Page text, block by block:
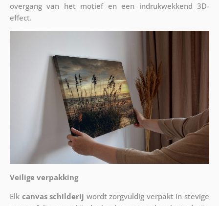
overgang van het motief en een indrukwekkend 3D-
effect.
Veilige verpakking
Elk canvas schilderij wordt zorgvuldig verpakt in stevige